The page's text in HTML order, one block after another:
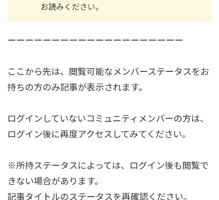
お読みください。
ーーーーーーーーーーーーーーーーーーーー
ここから先は、閲覧可能なメンバーステータスをお
持ちの方のみ記事が表示されます。
ログインしていないコミュニティメンバーの方は、
ログイン後に再度アクセスしてみてください。
※所持ステータスによっては、ログイン後も閲覧で
きない場合があります。
記事タイトルのステータスを再確認ください。